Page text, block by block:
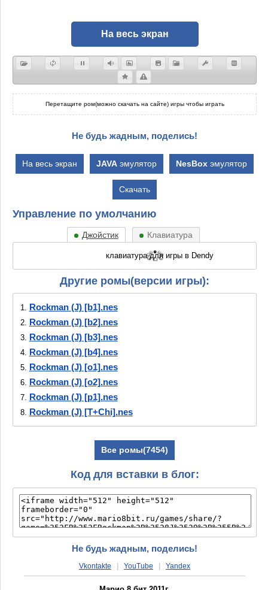
На весь экран
Перетащите ром(можно скачать на сайте) игры чтобы играть
Не будь жадным, поделись!
На весь экран JAVA эмулятор NesBox эмулятор
Скачать
Управление по умолчанию
Джойстик Клавиатура
Другие ромы(версии игры):
1. Rockman (J) [b1].nes
2. Rockman (J) [b2].nes
3. Rockman (J) [b3].nes
4. Rockman (J) [b4].nes
5. Rockman (J) [o1].nes
6. Rockman (J) [o2].nes
7. Rockman (J) [p1].nes
8. Rockman (J) [T+Chi].nes
9.Rockman (J) [T+Ger0.90_G-Trans].nes
Rockman (J) [T+Por1.00_Emuway].nes
Rockman (J) [T+Spa010_chilensis].nes
Rockman (J) [T+Spa_Chinoman].nes
13.Rockman (J) [T+Spa_PaladinKnights].nes
Все ромы(7454)
Код для вставки в блог:
Не будь жадным, поделись!
Vkontakte YouTube Yandex